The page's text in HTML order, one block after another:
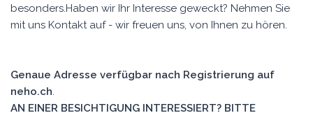
besonders.Haben wir Ihr Interesse geweckt? Nehmen Sie
mit uns Kontakt auf - wir freuen uns, von Ihnen zu hören.
Genaue Adresse verfügbar nach Registrierung auf
neho.ch.
AN EINER BESICHTIGUNG INTERESSIERT? BITTE